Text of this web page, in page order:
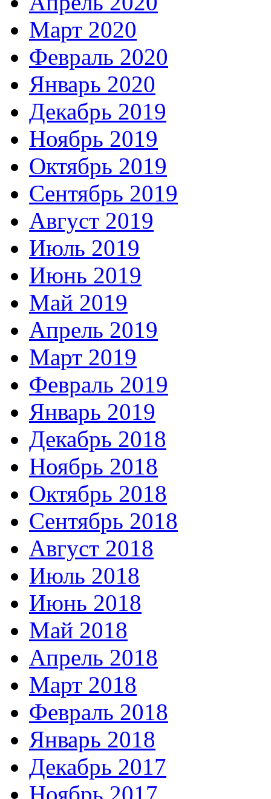
Март 2020
Февраль 2020
Январь 2020
Декабрь 2019
Ноябрь 2019
Октябрь 2019
Сентябрь 2019
Август 2019
Июль 2019
Июнь 2019
Май 2019
Апрель 2019
Март 2019
Февраль 2019
Январь 2019
Декабрь 2018
Ноябрь 2018
Октябрь 2018
Сентябрь 2018
Август 2018
Июль 2018
Июнь 2018
Май 2018
Апрель 2018
Март 2018
Февраль 2018
Январь 2018
Декабрь 2017